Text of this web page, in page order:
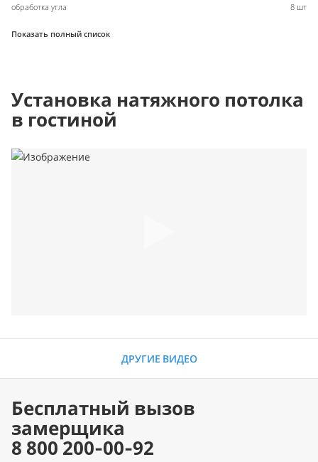
обработка угла 8 шт
Показать полный список
Установка натяжного потолка
в гостиной
ДРУГИЕ ВИДЕО
Бесплатный вызов
замерщика
8 800 200-00-92